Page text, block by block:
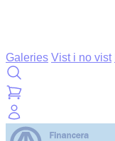
Galeries Vist i no vist